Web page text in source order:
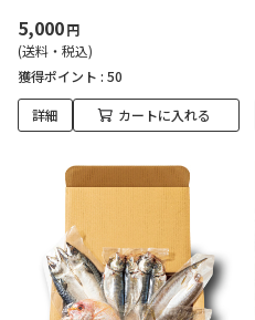
5,000円
(送料・税込)
獲得ポイント : 50
詳細 カートに入れる